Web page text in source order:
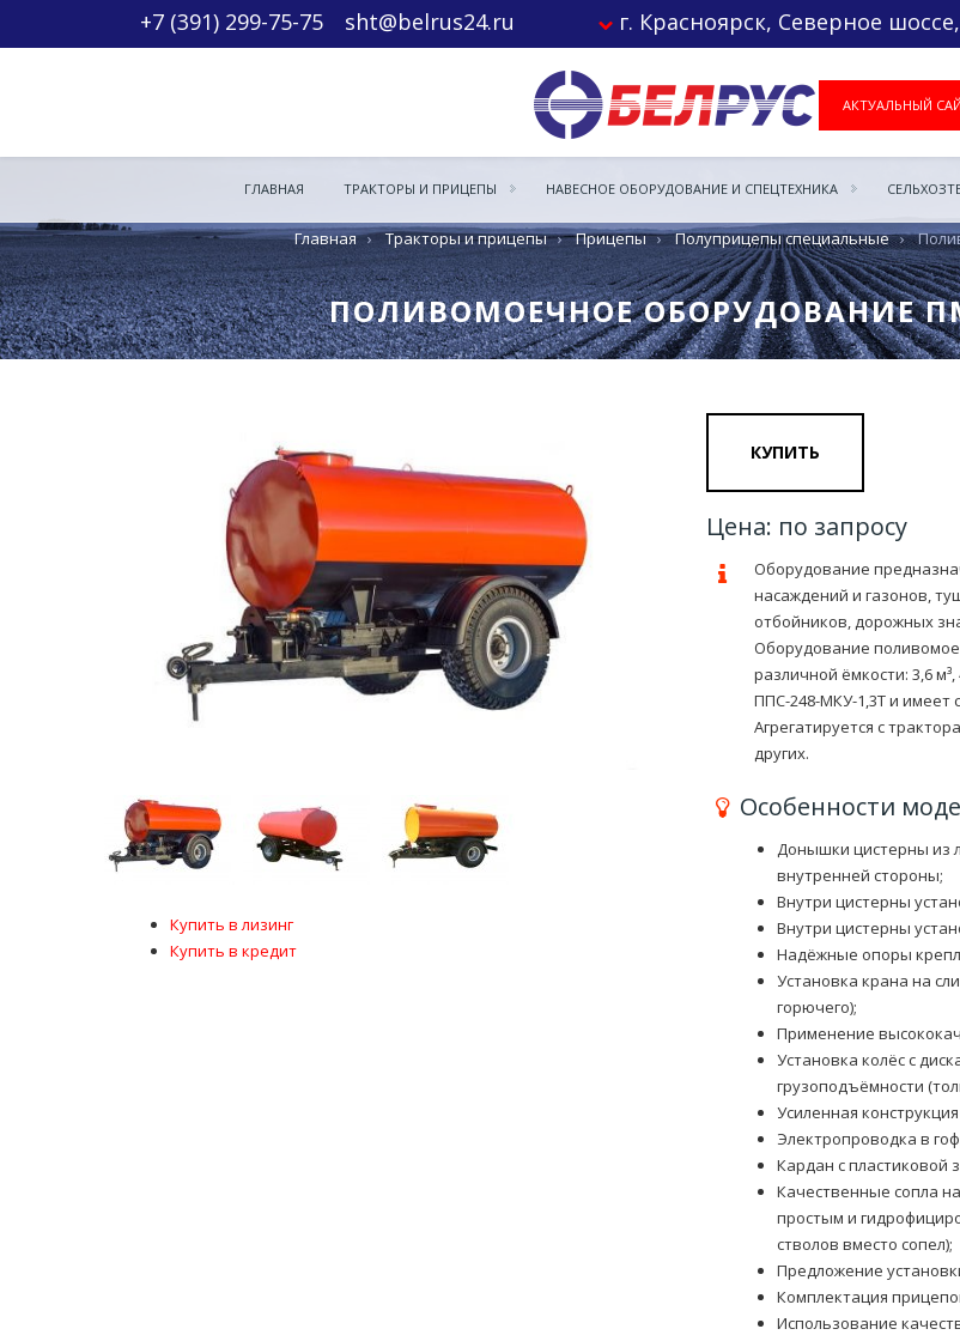
+7 (391) 299-75-75 sht@belrus24.ru г. Красноярск, Северное
АКТУАЛЬНЫЙ
ГЛАВНАЯ ТРАКТОРЫ И ПРИЦЕПЫ НАВЕСНОЕ ОБОРУДОВАНИЕ И СПЕЦТЕХНИКА
Главная › Тракторы и прицепы › Прицепы › Полуприцепы специальные ›
ПОЛИВОМОЕЧНОЕ ОБОРУДОВАНИЕ
Купить в лизинг
Купить в кредит
КУПИТЬ
Цена: по запросу
Оборудование
насаждений и газонов,
отбойников, дорожных
Оборудование
различной ёмкости: 3,6
ППС-248-МКУ-1,3Т и
Агрегатируется с
других.
Особенности
Донышки цистерны из
внутренней стороны;
Внутри цистерны
Внутри цистерны
Надёжные опоры
Установка крана на
горючего);
Применение
Установка колёс с
грузоподъёмности
Усиленная
Электропроводка в
Кардан с пластиковой
Качественные сопла
простым и
стволов вместо сопел);
Предложение
Комплектация
Использование